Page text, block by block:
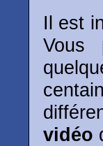
Il est
Vous
vidéo